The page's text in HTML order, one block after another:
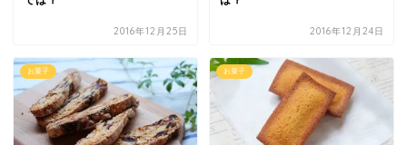
2016年12月25日 2016年12月24日
お菓子 お菓子